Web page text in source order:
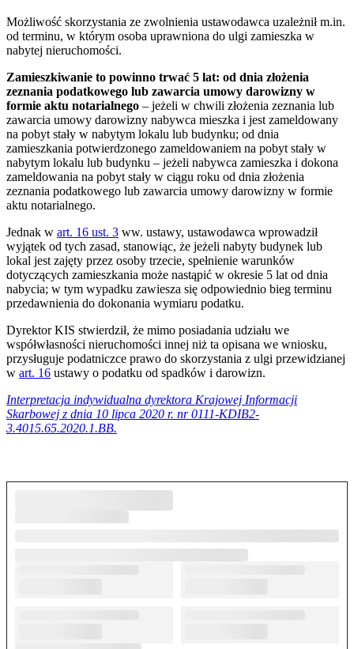
Możliwość skorzystania ze zwolnienia ustawodawca uzależnił m.in.
od terminu, w którym osoba uprawniona do ulgi zamieszka w
nabytej nieruchomości.
Zamieszkiwanie to powinno trwać 5 lat: od dnia złożenia
zeznania podatkowego lub zawarcia umowy darowizny w
formie aktu notarialnego – jeżeli w chwili złożenia zeznania lub
zawarcia umowy darowizny nabywca mieszka i jest zameldowany
na pobyt stały w nabytym lokalu lub budynku; od dnia
zamieszkania potwierdzonego zameldowaniem na pobyt stały w
nabytym lokalu lub budynku – jeżeli nabywca zamieszka i dokona
zameldowania na pobyt stały w ciągu roku od dnia złożenia
zeznania podatkowego lub zawarcia umowy darowizny w formie
aktu notarialnego.
Jednak w art. 16 ust. 3 ww. ustawy, ustawodawca wprowadził
wyjątek od tych zasad, stanowiąc, że jeżeli nabyty budynek lub
lokal jest zajęty przez osoby trzecie, spełnienie warunków
dotyczących zamieszkania może nastąpić w okresie 5 lat od dnia
nabycia; w tym wypadku zawiesza się odpowiednio bieg terminu
przedawnienia do dokonania wymiaru podatku.
Dyrektor KIS stwierdził, że mimo posiadania udziału we
współwłasności nieruchomości innej niż ta opisana we wniosku,
przysługuje podatniczce prawo do skorzystania z ulgi przewidzianej
w art. 16 ustawy o podatku od spadków i darowizn.
Interpretacja indywidualna dyrektora Krajowej Informacji
Skarbowej z dnia 10 lipca 2020 r. nr 0111-KDIB2-
3.4015.65.2020.1.BB.